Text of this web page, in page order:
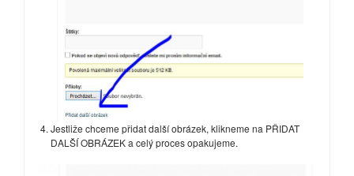
Jestliže chceme přidat další obrázek, klikneme na PŘIDAT
DALŠÍ OBRÁZEK a celý proces opakujeme.